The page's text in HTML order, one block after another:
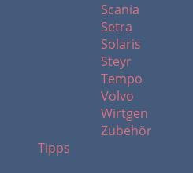
Scania
Setra
Solaris
Steyr
Tempo
Volvo
Wirtgen
Zubehör
Tipps